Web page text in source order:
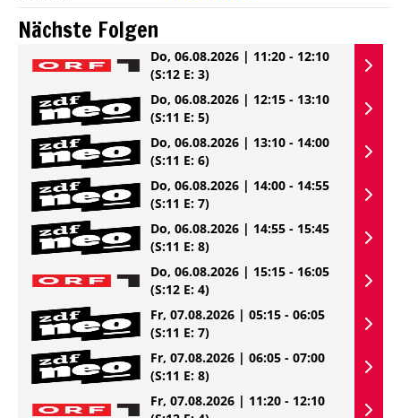
Nächste Folgen
Do, 06.08.2026 | 11:20 - 12:10
(S:12 E: 3)
Do, 06.08.2026 | 12:15 - 13:10
(S:11 E: 5)
Do, 06.08.2026 | 13:10 - 14:00
(S:11 E: 6)
Do, 06.08.2026 | 14:00 - 14:55
(S:11 E: 7)
Do, 06.08.2026 | 14:55 - 15:45
(S:11 E: 8)
Do, 06.08.2026 | 15:15 - 16:05
(S:12 E: 4)
Fr, 07.08.2026 | 05:15 - 06:05
(S:11 E: 7)
Fr, 07.08.2026 | 06:05 - 07:00
(S:11 E: 8)
Fr, 07.08.2026 | 11:20 - 12:10